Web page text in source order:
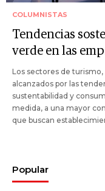
COLUMNISTAS
Tendencias
verde en las
Los sectores de
alcanzados por las
sustentabilidad y
medida, a una mayor
que buscan
Popular